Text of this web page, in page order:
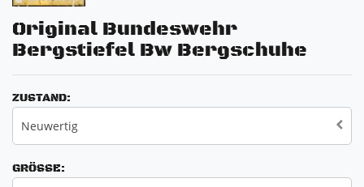
Original Bundeswehr
Bergstiefel Bw Bergschuhe
ZUSTAND:
Neuwertig
GRÖSSE: